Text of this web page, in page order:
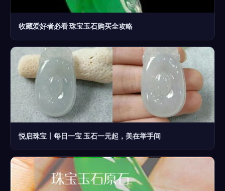
收藏爱好者必看 珠宝玉石购买全攻略
悦启珠宝丨每日一宝 玉石一元起，美在举手间